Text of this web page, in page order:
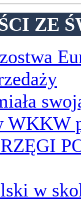
ZE
WKKW
w